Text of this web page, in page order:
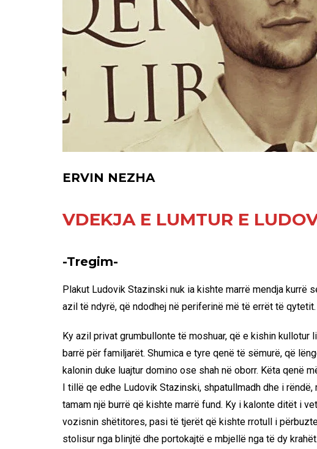
ERVIN NEZHA
VDEKJA E LUMTUR E
-Tregim-
Plakut Ludovik Stazinski nuk ia kishte marrë mendja kurrë
azil të ndyrë, që ndodhej në periferinë më të errët të qytetit.
Ky azil privat grumbullonte të moshuar, që e kishin kullotur
barrë për familjarët. Shumica e tyre qenë të sëmurë, që
kalonin duke luajtur domino ose shah në oborr. Këta qenë
I tillë qe edhe Ludovik Stazinski, shpatullmadh dhe i
tamam një burrë që kishte marrë fund. Ky i kalonte ditët i
vozisnin shëtitores, pasi të tjerët që kishte rrotull i
stolisur nga blinjtë dhe portokajtë e mbjellë nga të dy